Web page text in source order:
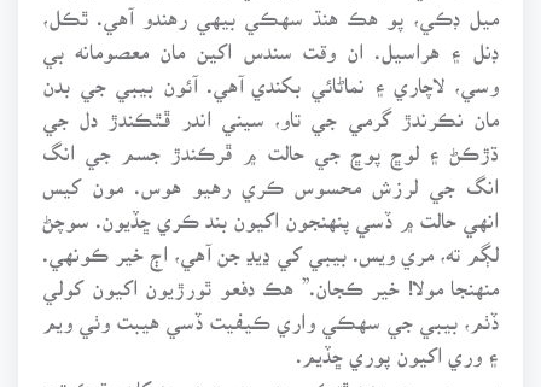
ميل ڊڪي، پو هڪ هنڌ سهڪي بيهي رهندو آهي. ٿڪل،
ڊنل ۽ هراسيل. ان وقت سندس اکين مان معصومانه بي
وسي، لاچاري ۽ نماڻائي بکندي آهي. آئون بيبي جي بدن
مان نڪرندڙ گرمي جي تاو، سيني اندر ڦٿڪندڙ دل جي
ڌڙڪڻ ۽ لوڇ پوڇ جي حالت ۾ ڦرڪندڙ جسم جي انگ
انگ جي لرزش محسوس ڪري رهيو هوس. مون کيس
انهي حالت ۾ ڏسي پنهنجون اکيون بند ڪري ڇڏيون. سوچڻ
لڳم ته، مري ويس. بيبي کي ڍيڍ جن آهي، اڄ خير ڪونهي.
منهنجا مولا! خير ڪجان.” هڪ دفعو ٿورڙيون اکيون کولي
ڏٺم، بيبي جي سهڪي واري ڪيفيت ڏسي هيبت وٺي ويم
۽ وري اکيون پوري ڇڏيم.
بيبي جو سڄو بدن ٿڙڪي رهيو هو ۽ هو حد کان وڌيڪ تيز